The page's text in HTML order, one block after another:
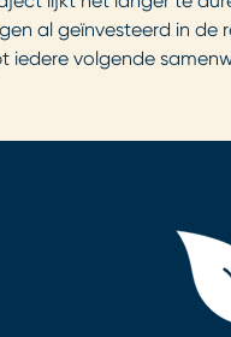
al geïnvesteerd in de
iedere volgende